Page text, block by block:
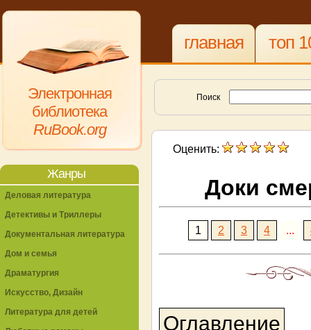
Электронная
библиотека
RuBook.org
главная топ
Поиск
Оценить:
Доки
1 2 3 4 ...
Оглавление
Жанры
Деловая литература
Детективы и Триллеры
Документальная литература
Дом и семья
Драматургия
Искусство, Дизайн
Литература для детей